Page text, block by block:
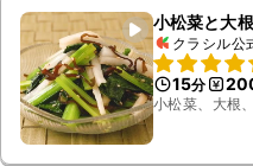
小松菜と大
クラシル公
15分
小松菜、大根